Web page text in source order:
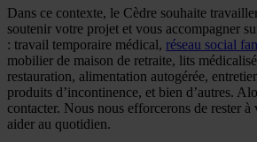
Dans ce contexte, le Cèdre souhaite
soutenir votre projet et vous accompagner
: travail temporaire médical, réseau social
mobilier de maison de retraite, lits
restauration, alimentation autogérée,
produits d’incontinence, et bien d’autres.
contacter. Nous nous efforcerons de rester à
aider au quotidien.